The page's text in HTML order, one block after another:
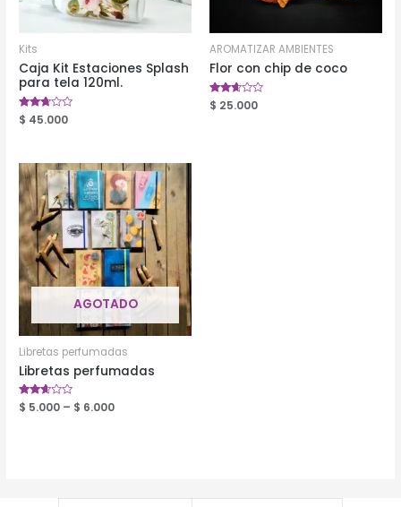
Kits
Caja Kit Estaciones Splash
para tela 120ml.
Valorado
en
$ 45.000
AROMATIZAR AMBIENTES
Flor con chip de coco
Valorado
en
$ 25.000
AGOTADO
Libretas perfumadas
Libretas perfumadas
Valorado
en
$ 5.000 – $ 6.000